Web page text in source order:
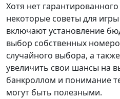
Хотя нет
некоторые советы для
включают установление
выбор собственных
случайного выбора, а
увеличить свои шансы на
банкроллом и понимание
могут быть полезными.